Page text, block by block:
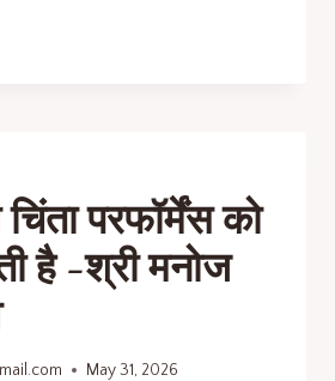
परफॉर्मेंस को
है -श्री मनोज
May 31, 2026